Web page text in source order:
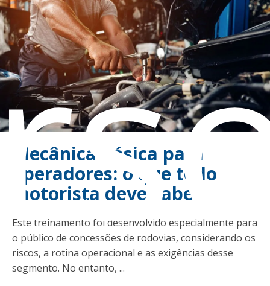
Mecânica básica para
operadores: o que todo
motorista deve saber
Este treinamento foi desenvolvido especialmente para
o público de concessões de rodovias, considerando os
riscos, a rotina operacional e as exigências desse
segmento. No entanto, ...